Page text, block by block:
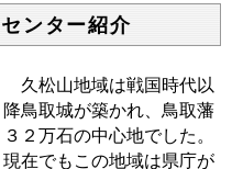
センター紹介
久松山地域は戦国時代以
降鳥取城が築かれ、鳥取藩
３２万石の中心地でした。
現在でもこの地域は県庁が